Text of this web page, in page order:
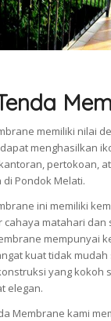
memiliki nilai
menghasilkan
pertokoan,
Pondok Melati.
ini memiliki
cahaya matahari dan
mempunyai
kuat tidak mudah
yang kokoh
elegan.
Membrane kami